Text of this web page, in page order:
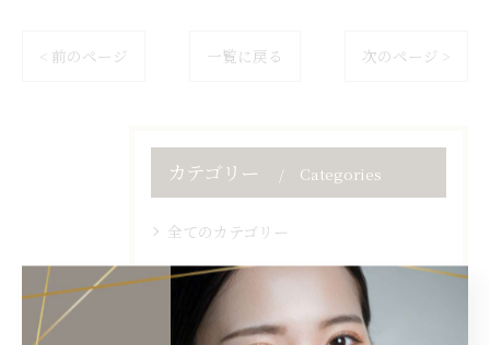
< 前のページ 一覧に戻る 次のページ >
カテゴリー Categories
全てのカテゴリー
マツエク
ネイル